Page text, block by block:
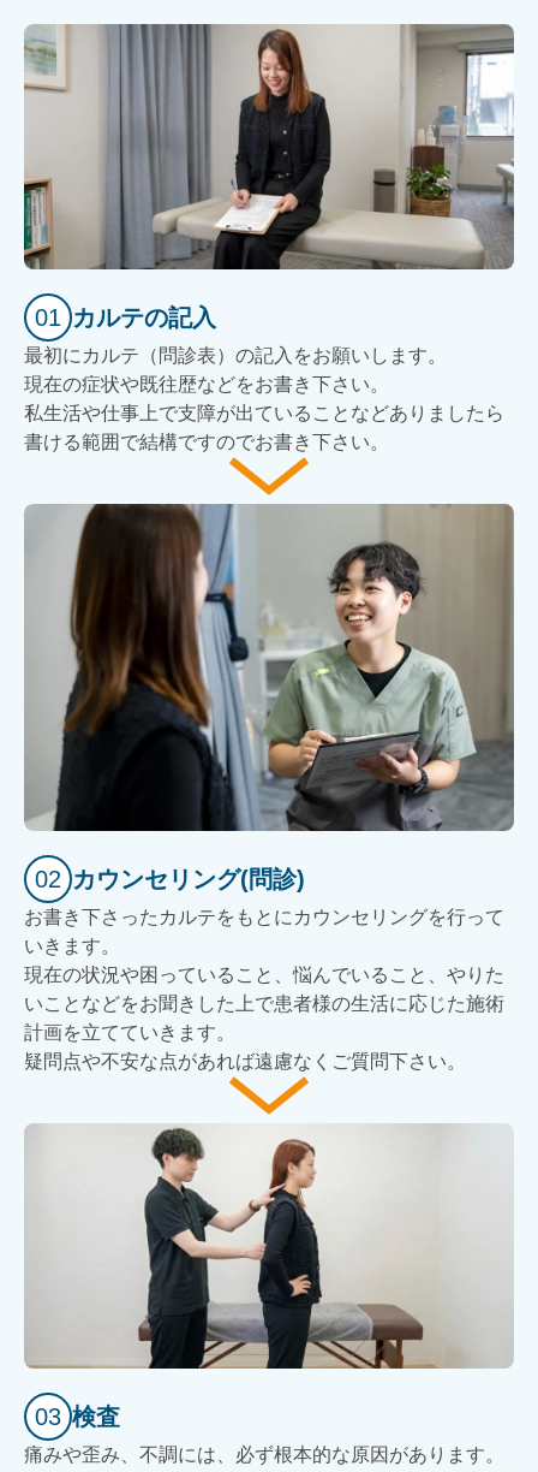
01 カルテの記入
最初にカルテ（問診表）の記入をお願いします。
現在の症状や既往歴などをお書き下さい。
私生活や仕事上で支障が出ていることなどありましたら
書ける範囲で結構ですのでお書き下さい。
02 カウンセリング(問診)
お書き下さったカルテをもとにカウンセリングを行って
いきます。
現在の状況や困っていること、悩んでいること、やりた
いことなどをお聞きした上で患者様の生活に応じた施術
計画を立てていきます。
疑問点や不安な点があれば遠慮なくご質問下さい。
03 検査
痛みや歪み、不調には、必ず根本的な原因があります。